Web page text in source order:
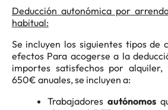
Deducción autonómica por
habitual:
Se incluyen los siguientes tipos de
efectos Para acogerse a la
importes satisfechos por
650€ anuales, se incluyen a:
Trabajadores autónomos